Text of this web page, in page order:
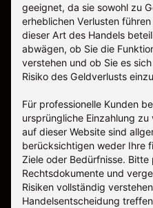
geeignet, da sie sowohl zu
erheblichen Verlusten
dieser Art des Handels
abwägen, ob Sie die
verstehen und ob Sie es
Risiko des Geldverlusts
Für professionelle Kunden
ursprüngliche Einzahlung
auf dieser Website sind
berücksichtigen weder Ihre
Ziele oder Bedürfnisse. Bitte
Rechtsdokumente und
Risiken vollständig
Handelsentscheidung